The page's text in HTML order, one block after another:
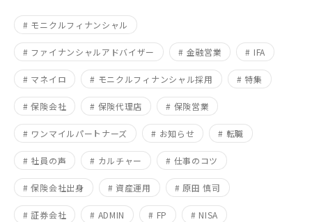
# モニクルフィナンシャル
# ファイナンシャルアドバイザー # 金融営業 # IFA
# マネイロ # モニクルフィナンシャル採用 # 特集
# 保険会社 # 保険代理店 # 保険営業
# ワンマイルパートナーズ # お知らせ # 転職
# 社員の声 # カルチャー # 仕事のコツ
# 保険会社出身 # 資産運用 # 原田 慎司
# 証券会社 # ADMIN # FP # NISA